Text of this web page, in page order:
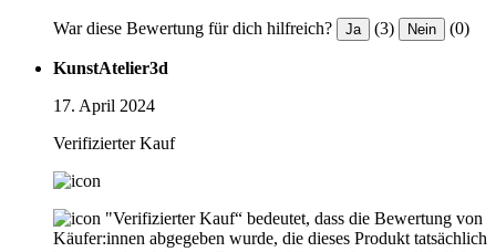
War diese Bewertung für dich hilfreich? Ja (3) Nein (0)
KunstAtelier3d
17. April 2024
Verifizierter Kauf
"Verifizierter Kauf“ bedeutet, dass die Bewertung von
Käufer:innen abgegeben wurde, die dieses Produkt tatsächlich